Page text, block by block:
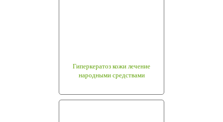
Гиперкератоз кожи лечение
народными средствами